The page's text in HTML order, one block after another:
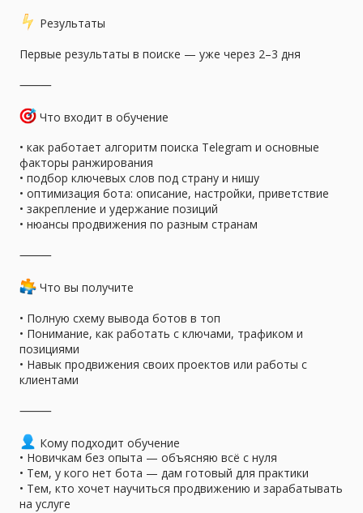
️ Результаты
Первые результаты в поиске — уже через 2–3 дня
⸻
Что входит в обучение
• как работает алгоритм поиска Telegram и основные
факторы ранжирования
• подбор ключевых слов под страну и нишу
• оптимизация бота: описание, настройки, приветствие
• закрепление и удержание позиций
• нюансы продвижения по разным странам
⸻
Что вы получите
• Полную схему вывода ботов в топ
• Понимание, как работать с ключами, трафиком и
позициями
• Навык продвижения своих проектов или работы с
клиентами
⸻
Кому подходит обучение
• Новичкам без опыта — объясняю всё с нуля
• Тем, у кого нет бота — дам готовый для практики
• Тем, кто хочет научиться продвижению и зарабатывать
на услуге